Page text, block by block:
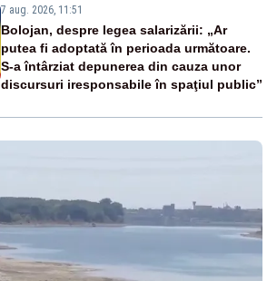
7 aug. 2026, 11:51
Bolojan, despre legea salarizării: „Ar
putea fi adoptată în perioada următoare.
S-a întârziat depunerea din cauza unor
discursuri iresponsabile în spaţiul public”